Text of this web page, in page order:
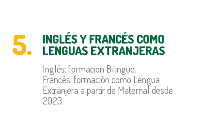
5. INGLÉS Y FRANCÉS COMO
LENGUAS EXTRANJERAS
Inglés: formación Bilingüe.
Francés: formación como Lengua
Extranjera a partir de Maternal desde
2023.